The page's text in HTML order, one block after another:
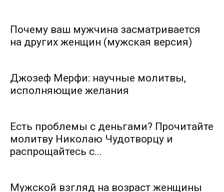
Почему ваш мужчина засматривается
на других женщин (мужская версия)
Джозеф Мерфи: научные молитвы,
исполняющие желания
Есть проблемы с деньгами? Прочитайте
молитву Николаю Чудотворцу и
распрощайтесь с...
Мужской взгляд на возраст женщины